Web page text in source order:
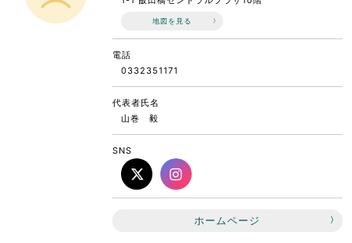
地図を見る
電話
0332351171
代表者氏名
山巻 毅
SNS
ホームページ